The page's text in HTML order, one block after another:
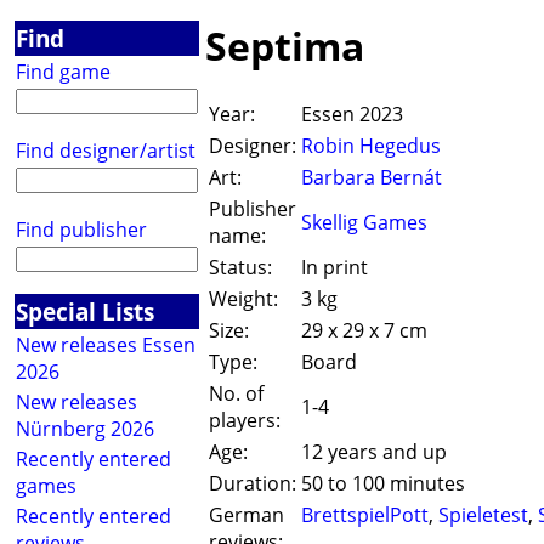
Find
Find game
Find designer/artist
Find publisher
Special Lists
New releases Essen
2026
New releases
Nürnberg 2026
Recently entered
games
Recently entered
Septima
Year:
Essen 2023
Designer: Robin Hegedus
Art:
Barbara Bernát
Publisher
name:
Skellig Games
Status:
In print
Weight:
3 kg
Size:
29 x 29 x 7 cm
Type:
Board
No. of
players:
1-4
Age:
12 years and up
Duration: 50 to 100 minutes
German
BrettspielPott, Spieletest,